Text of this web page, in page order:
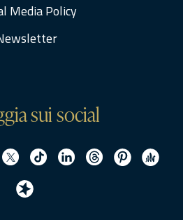
Media Policy
sui social